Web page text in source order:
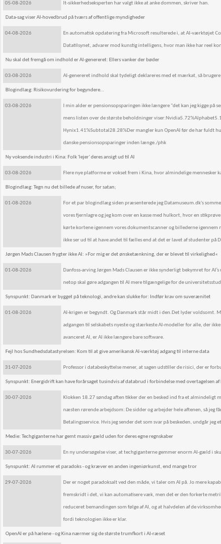
05-08-2026 It-sikkerhedseksperten har valgt ikke at anke dommen, skriver han.
Data-sag viser AI-hovedbrud på tværs af offentlige myndigheder
04-08-2026 En automatisk opdatering fra Microsoft resulterede i, at AI-værktøjet
Datatilsynet, advarer mod kunstig intelligens, hvor man ikke har reel
Nu skal det fremgå om indhold er AI-genereret: Ellers vanker der bøder
03-08-2026 AI-genereret indhold skal tydeligt deklareres med et mærkat, så
Blogindlæg: Risikovurdering for begyndere…
03-08-2026 I min alder er pensionsopsparingen ikke længere "det kan jeg kigge på
mens listen over de største beholdninger
Hynix1.41%Subtotal28.28%Der mangler kun OpenAI før de har fuldt
danske pensionsopsparinger inden længe./phk
Ny voksende industri i Kina: Folk 'lejer' deres ansigt ud til AI
03-08-2026 Flere nye platforme er vokset frem i Kina, hvor almindelige mennesker
Blogindlæg: Tegn nu det billede af nuser, for satan;
01-08-2026 For et par blogindlæg siden præsenterede jeg Datamuseum.dk's
vores fjernlagre og jeg kom over en kasse med hulkort, hvor en
kørte kortene igennem vores dokumentscanner og billederne
ikke ser ud til at have andet til fælles end at det er lavet af studenter på D
Jørgen Mads Clausen frygter ikke AI: »For mig er det ønsketænkning, der er blevet til virkelighed«
01-08-2026 Danfoss-arving Jørgen Mads Clausen er ikke synderligt bekymret for
netop skal gøre adgangen til AI mere tilgængelige for de
Synspunkt: Danmark er bygget på teknologi, andre kan slukke for: Indfør krav om suverænitet
01-08-2026 AI-krigen er begyndt. Og Danmark står midt i den.Det lyder voldsomt.
adgangen til selskabets nyeste og stærkeste AI-modeller for alle, der
avanceret AI, er AI ikke længere bare software.
Fejl hos Sundhedsdatastyrelsen: Kom til at give amerikansk AI-værktøj adgang til interne data
31-07-2026 Professor i databeskyttelse mener, at sagen udstiller de risici, der er
Synspunkt: Energidrift kan have forårsaget tusindvis af databrud i forbindelse med overtagelsen af
30-07-2026 Klokken 18.27 søndag aften tikker der en besked ind fra et almindeligt
næsten rørende arbejdsom: De sidder og arbejder hele aftenen, så jeg
Betalingsservice. Hvis jeg sender det som svar på beskeden, undgår
Medie: Techgiganterne har gemt massiv gæld uden for deres egne regnskaber
30-07-2026 En ny undersøgelse viser, at techgiganterne gemmer enorm AI-gæld i
Synspunkt: AI rummer et paradoks - og kræver en anden ingeniørkunst, end mange tror
29-07-2026 Der er noget paradoksalt ved den måde, vi taler om AI på. Jo mere
fremskridt i det, vi kan automatisere væk, men det er den forkerte
reduceret bemandingen som følge af AI, og at halvdelen af de
fordi teknologien ikke er klar.
OpenAI er på hælene - og Kina nærmer sig de største trumfkort i AI-ræset